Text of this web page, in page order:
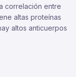
correlación entre
altas proteínas
altos anticuerpos